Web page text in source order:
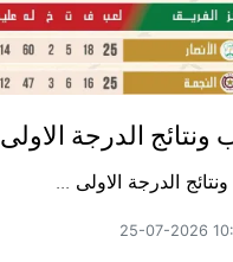
ونتائج الدرجة الاولى
الدرجة الاولى ...
25-07-2026